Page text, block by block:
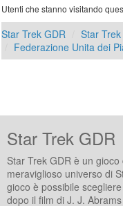
Utenti che stanno visitando
Star Trek GDR Star
Federazione Unita dei
Star Trek GDR
Star Trek GDR è un
meraviglioso universo di
gioco è possibile
dopo il film di J. J.